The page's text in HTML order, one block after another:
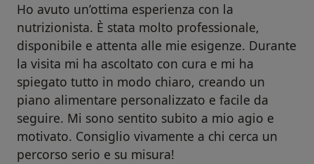
Ho avuto un’ottima esperienza con la
nutrizionista. È stata molto professionale,
disponibile e attenta alle mie esigenze. Durante
la visita mi ha ascoltato con cura e mi ha
spiegato tutto in modo chiaro, creando un
piano alimentare personalizzato e facile da
seguire. Mi sono sentito subito a mio agio e
motivato. Consiglio vivamente a chi cerca un
percorso serio e su misura!